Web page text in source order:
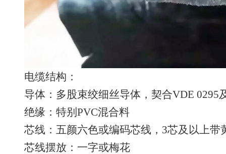
电缆结构：
导体：多股束绞细丝导体，契合VDE 0295
绝缘：特别PVC混合料
芯线：五颜六色或编码芯线，3芯及以上带
芯线摆放：一字或梅花